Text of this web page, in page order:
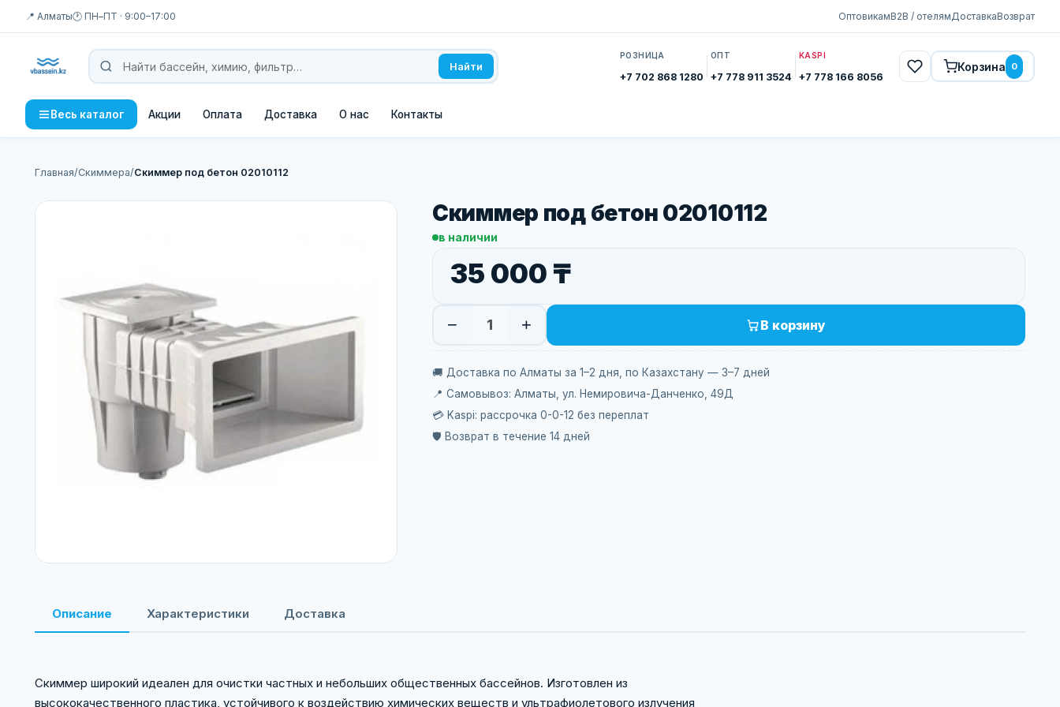
📍 Алматы🕐 ПН–ПТ · 9:00–17:00 ОптовикамB2B / отелямДоставкаВозврат
Найти
РОЗНИЦА
+7 702 868 1280
ОПТ
+7 778 911 3524
KASPI
+7 778 166 8056
Корзина 0
Весь каталог Акции Оплата Доставка О нас Контакты
Главная/Скиммера/Скиммер под бетон 02010112
Скиммер под бетон 02010112
в наличии
35 000 ₸
− 1 + В корзину
🚚 Доставка по Алматы за 1–2 дня, по Казахстану — 3–7 дней
📍 Самовывоз: Алматы, ул. Немировича-Данченко, 49Д
💳 Kaspi: рассрочка 0-0-12 без переплат
🛡️ Возврат в течение 14 дней
Описание Характеристики Доставка
Скиммер широкий идеален для очистки частных и небольших общественных бассейнов. Изготовлен из
высококачественного пластика, устойчивого к воздействию химических веществ и ультрафиолетового излучения